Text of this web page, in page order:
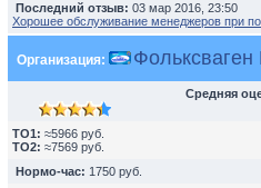
Последний отзыв: 03 мар 2016, 23:50
Хорошее обслуживание менеджеров при
Организация:
Средняя
TO1: ≈5966 руб.
TO2: ≈7569 руб.
Нормо-час: 1750 руб.